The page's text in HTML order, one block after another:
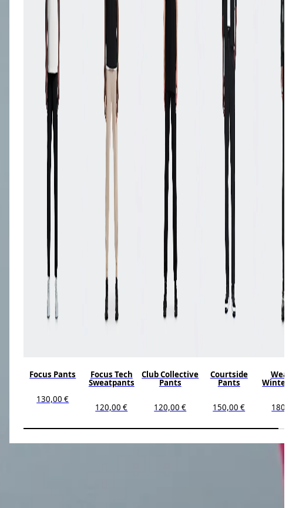
Focus Pants
130,00 €
Focus Tech
Sweatpants
120,00 €
Club Collective
Pants
120,00 €
Courtside
Pants
150,00 €